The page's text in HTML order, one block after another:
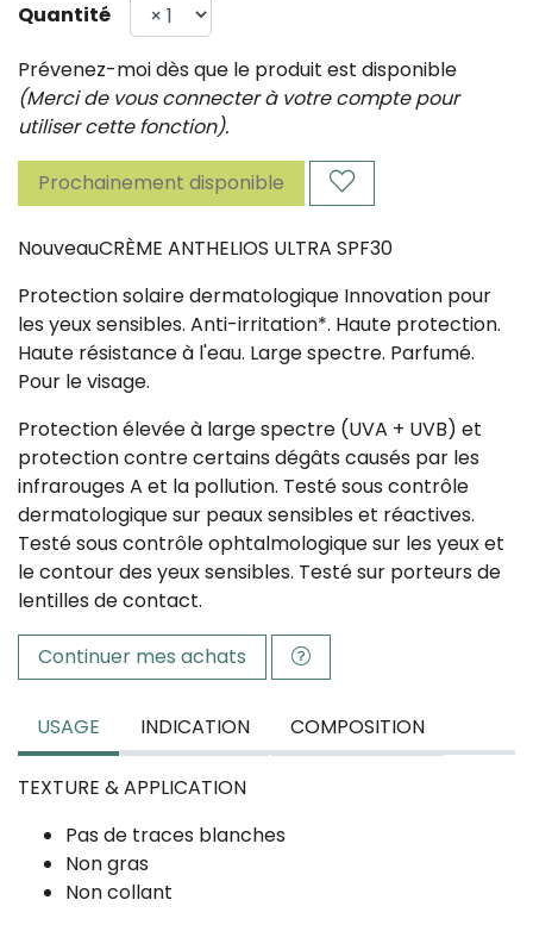
Quantité
Prévenez-moi dès que le produit est disponible
(Merci de vous connecter à votre compte pour
utiliser cette fonction).
Prochainement disponible
NouveauCRÈME ANTHELIOS ULTRA SPF30
Protection solaire dermatologique Innovation pour
les yeux sensibles. Anti-irritation*. Haute protection.
Haute résistance à l'eau. Large spectre. Parfumé.
Pour le visage.
Protection élevée à large spectre (UVA + UVB) et
protection contre certains dégâts causés par les
infrarouges A et la pollution. Testé sous contrôle
dermatologique sur peaux sensibles et réactives.
Testé sous contrôle ophtalmologique sur les yeux et
le contour des yeux sensibles. Testé sur porteurs de
lentilles de contact.
Continuer mes achats
USAGE INDICATION COMPOSITION
TEXTURE & APPLICATION
Pas de traces blanches
Non gras
Non collant